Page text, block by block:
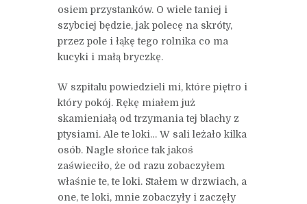
osiem przystanków. O wiele taniej i
szybciej będzie, jak polecę na skróty,
przez pole i łąkę tego rolnika co ma
kucyki i małą bryczkę.
W szpitalu powiedzieli mi, które piętro i
który pokój. Rękę miałem już
skamieniałą od trzymania tej blachy z
ptysiami. Ale te loki… W sali leżało kilka
osób. Nagle słońce tak jakoś
zaświeciło, że od razu zobaczyłem
właśnie te, te loki. Stałem w drzwiach, a
one, te loki, mnie zobaczyły i zaczęły